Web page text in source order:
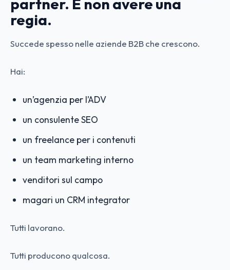
regia.
Succede spesso nelle aziende B2B che crescono.
Hai:
un’agenzia per l’ADV
un consulente SEO
un freelance per i contenuti
un team marketing interno
venditori sul campo
magari un CRM integrator
Tutti lavorano.
Tutti producono qualcosa.